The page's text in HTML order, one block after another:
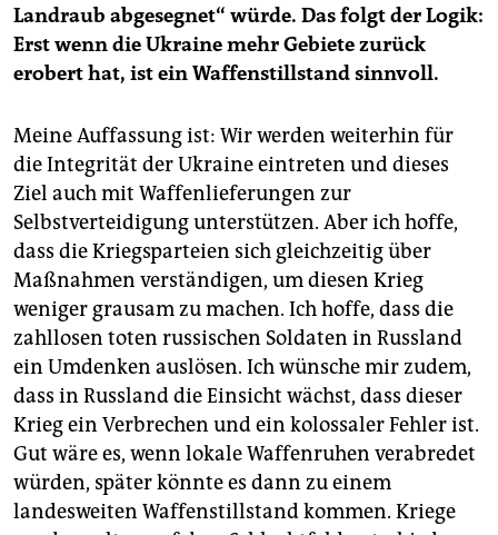
Landraub abgesegnet“ würde. Das folgt der Logik:
Erst wenn die Ukraine mehr Gebiete zurück
erobert hat, ist ein Waffenstillstand sinnvoll.
Meine Auffassung ist: Wir werden weiterhin für
die Integrität der Ukraine eintreten und dieses
Ziel auch mit Waffenlieferungen zur
Selbstverteidigung unterstützen. Aber ich hoffe,
dass die Kriegsparteien sich gleichzeitig über
Maßnahmen verständigen, um diesen Krieg
weniger grausam zu machen. Ich hoffe, dass die
zahllosen toten russischen Soldaten in Russland
ein Umdenken auslösen. Ich wünsche mir zudem,
dass in Russland die Einsicht wächst, dass dieser
Krieg ein Verbrechen und ein kolossaler Fehler ist.
Gut wäre es, wenn lokale Waffenruhen verabredet
würden, später könnte es dann zu einem
landesweiten Waffenstillstand kommen. Kriege